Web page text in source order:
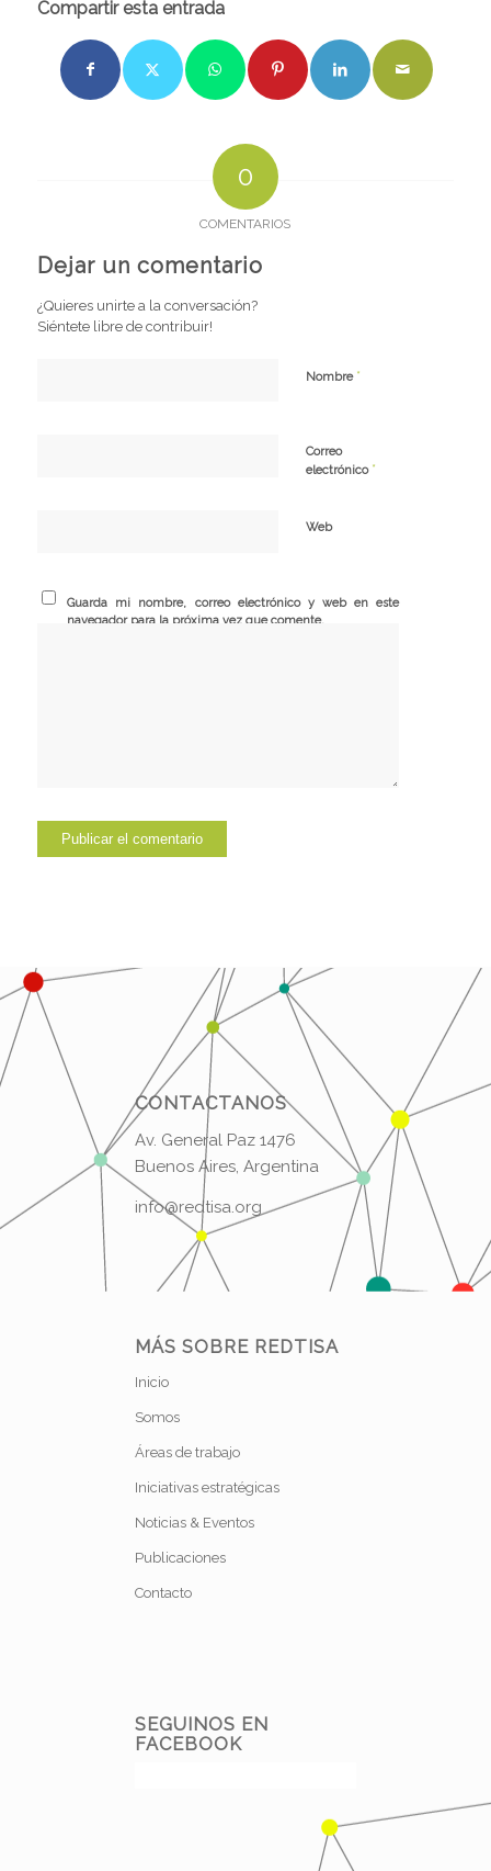
Compartir esta entrada
0
COMENTARIOS
Dejar un comentario
¿Quieres unirte a la conversación?
Siéntete libre de contribuir!
Nombre *
Correo
electrónico *
Web
Guarda mi nombre, correo electrónico y web en este
navegador para la próxima vez que comente.
CONTACTANOS
Av. General Paz 1476
Buenos Aires, Argentina
info@redtisa.org
MÁS SOBRE REDTISA
Inicio
Somos
Áreas de trabajo
Iniciativas estratégicas
Noticias & Eventos
Publicaciones
Contacto
SEGUINOS EN
FACEBOOK